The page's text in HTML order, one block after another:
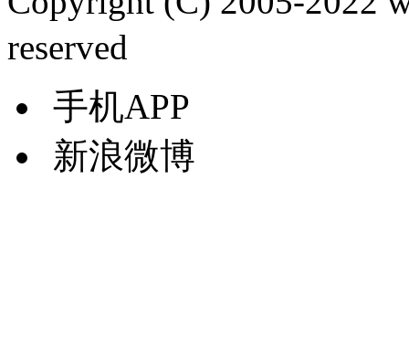
reserved
手机APP
新浪微博